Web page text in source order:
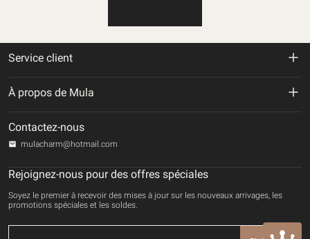
Service client
Politique de confidentialité
Conditions d'utilisation
Mode de paiement
À propos de Mula
Suivre votre commande
Contactez-nous
Contactez-nous
mulacharm@hotmail.com
Rejoignez-nous pour des offres spéciales
Soyez le premier à recevoir des mises à jour sur les nouveaux arrivages, les
promotions spéciales et les soldes.